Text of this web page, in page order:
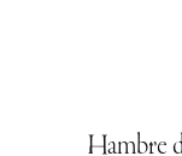
Hambre